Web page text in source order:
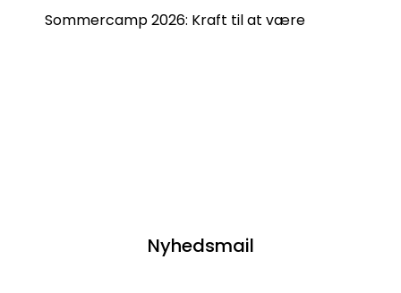
Sommercamp 2026: Kraft til at være
Nyhedsmail